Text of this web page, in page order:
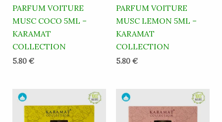
PARFUM VOITURE
MUSC COCO 5ML –
KARAMAT
COLLECTION
5.80 €
PARFUM VOITURE
MUSC LEMON 5ML –
KARAMAT
COLLECTION
5.80 €